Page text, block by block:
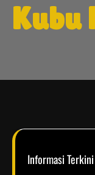
Kubu
Informasi Terkini